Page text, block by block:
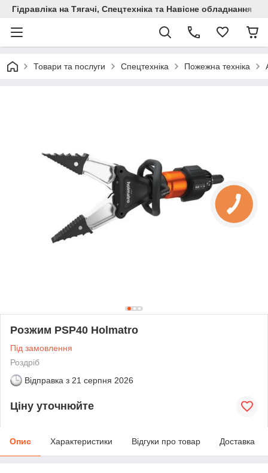
Гідравліка на Тягачі, Спецтехніка та Навісне обладнання
Товари та послуги Спецтехніка Пожежна техніка
Розжим PSP40 Holmatro
Під замовлення
Роздріб
Відправка з 21 серпня 2026
Ціну уточнюйте
Опис Характеристики Відгуки про товар Доставка